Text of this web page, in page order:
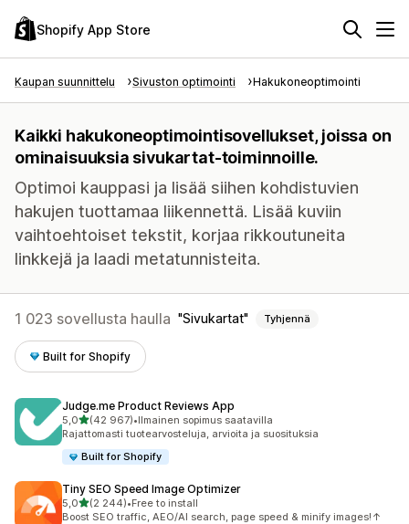
Shopify App Store
Kaupan suunnittelu Sivuston optimointi Hakukoneoptimointi
Kaikki hakukoneoptimointisovellukset, joissa on
ominaisuuksia sivukartat-toiminnoille.
Optimoi kauppasi ja lisää siihen kohdistuvien
hakujen tuottamaa liikennettä. Lisää kuviin
vaihtoehtoiset tekstit, korjaa rikkoutuneita
linkkejä ja laadi metatunnisteita.
1 023 sovellusta haulla Sivukartat Tyhjennä
Built for Shopify
Judge.me Product Reviews App
5,0/ 5 tähteä
(42 967)
42967 arvostelua yhteensä
•Ilmainen sopimus saatavilla
Rajattomasti tuotearvosteluja, arvioita ja suosituksia
Built for Shopify
Tiny SEO Speed Image Optimizer
5,0/ 5 tähteä
(2 244)
2244 arvostelua yhteensä
•Free to install
Boost SEO traffic, AEO/AI search, page speed & minify images!↑